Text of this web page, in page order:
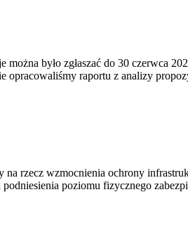
było zgłaszać do 30 czerwca
raportu z analizy
rzecz wzmocnienia ochrony
poziomu fizycznego